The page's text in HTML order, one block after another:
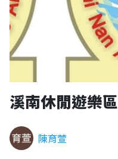
溪南休閒遊樂區
陳育萱